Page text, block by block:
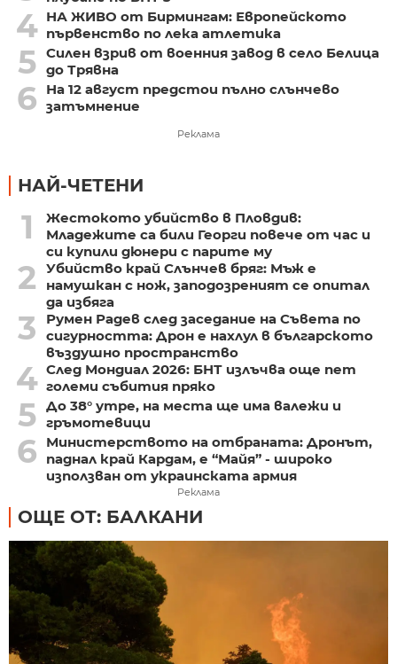
4 НА ЖИВО от Бирмингам: Европейското
първенство по лека атлетика
5 Силен взрив от военния завод в село Белица
до Трявна
6
На 12 август предстои пълно слънчево
затъмнение
Реклама
НАЙ-ЧЕТЕНИ
1
Жестокото убийство в Пловдив:
Младежите са били Георги повече от час и
си купили дюнери с парите му
2
Убийство край Слънчев бряг: Мъж е
намушкан с нож, заподозреният се опитал
да избяга
3
Румен Радев след заседание на Съвета по
сигурността: Дрон е нахлул в българското
въздушно пространство
4 След Мондиал 2026: БНТ излъчва още пет
големи събития пряко
5 До 38° утре, на места ще има валежи и
гръмотевици
6
Министерството на отбраната: Дронът,
паднал край Кардам, е “Майя” - широко
използван от украинската армия
Реклама
ОЩЕ ОТ: БАЛКАНИ